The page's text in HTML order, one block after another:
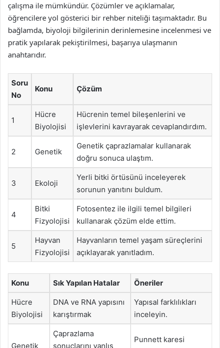
çalışma ile mümkündür. Çözümler ve açıklamalar,
öğrencilere yol gösterici bir rehber niteliği taşımaktadır. Bu
bağlamda, biyoloji bilgilerinin derinlemesine incelenmesi ve
pratik yapılarak pekiştirilmesi, başarıya ulaşmanın
anahtarıdır.
Soru
No
Konu Çözüm
1
Hücre
Biyolojisi
Hücrenin temel bileşenlerini ve
işlevlerini kavrayarak cevaplandırdım.
2 Genetik
Genetik çaprazlamalar kullanarak
doğru sonuca ulaştım.
3 Ekoloji
Yerli bitki örtüsünü inceleyerek
sorunun yanıtını buldum.
4
Bitki
Fizyolojisi
Fotosentez ile ilgili temel bilgileri
kullanarak çözüm elde ettim.
5
Hayvan
Fizyolojisi
Hayvanların temel yaşam süreçlerini
açıklayarak yanıtladım.
Konu Sık Yapılan Hatalar Öneriler
Hücre
Biyolojisi
DNA ve RNA yapısını
karıştırmak
Yapısal farklılıkları
inceleyin.
Genetik
Çaprazlama
sonuçlarını yanlış
Punnett karesi